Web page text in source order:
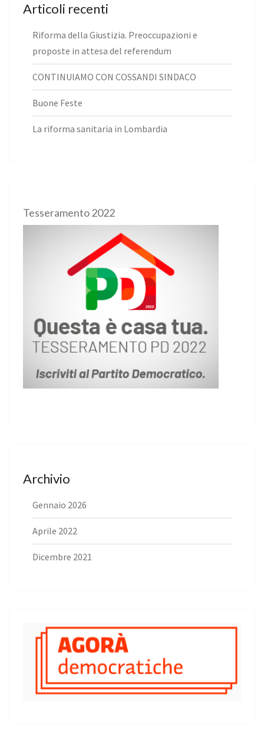
Articoli recenti
Riforma della Giustizia. Preoccupazioni e
proposte in attesa del referendum
CONTINUIAMO CON COSSANDI SINDACO
Buone Feste
La riforma sanitaria in Lombardia
Tesseramento 2022
Archivio
Gennaio 2026
Aprile 2022
Dicembre 2021